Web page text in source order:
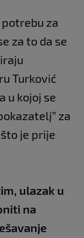
potrebu za
za to da se
Turković
u kojoj se
za
je prije
ulazak u
na